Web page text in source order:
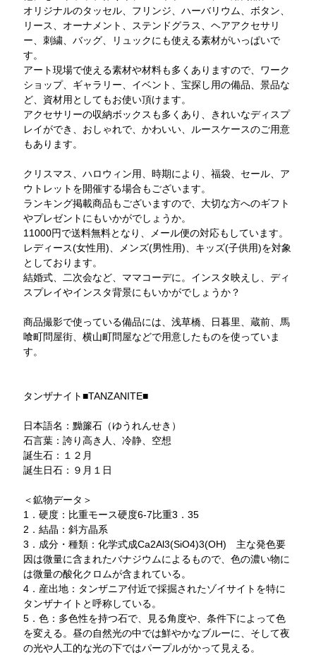
オリジナルのタッセル、フリンジ、ハーバリウム、ボタン、
リース、オーナメント、ステンドグラス、ヘアアクセサリ
ー、刺繍、バッグ、リュックにも使える素材がいっぱいで
す。
アート現場で使える素材や材料も多くありますので、ワーク
ショップ、ギャラリー、イベント、宝探し用の備品、景品な
ど、資材用としてもお使い頂けます。
アクセサリーの収納ボックスも多くあり、きれいなディスプ
レイができ、おしゃれで、かわいい、ルースケースのご用意
もあります。
クリスマス、ハロウィン用、時期により、福袋、セール、ア
ウトレットを開催する場合もございます。
ランキング掲載商品もございますので、大切な方へのギフト
やプレゼントにもいかがでしょうか。
11000円で送料無料となり、メール便の対応もしています。
レディース(女性用)、メンズ(男性用)、キッズ(子供用)を対象
としております。
結婚式、二次会など、ママコーデに。インスタ映えし、ディ
スプレイやインスタ背景にもいかがでしょうか？
商品撮影で使っている備品には、浅草橋、日暮里、蔵前、馬
喰町問屋街、横山町問屋などで用意したものを使っていま
す。
タンザナイト■TANZANITE■
日本語名：黝簾石（ゆうれんせき）
石言葉：誇り高き人、冷静、空想
誕生石：１２月
誕生日石：９月１日
＜鉱物データ＞
1．硬度：比重モース硬度6-7比重3．35
2．結晶：斜方晶系
3．成分・種類：化学式成Ca2Al3(SiO4)3(OH) 主な発色要
因は微量に含まれたバナジウムによるもので、色の濃い物に
は微量の酸化クロムが含まれている。
4．産出地：タンザニア付近で採掘されたゾイサイトを特に
タンザナイトと呼称している。
5．色：多色性を持つ石で、見る角度や、条件下によって色
を変える。昼の自然光の中では鮮やかなブルーに、そして夜
の光や人工的な光の下ではパープルがかって見える。